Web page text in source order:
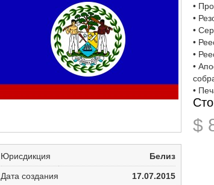
Юрисдикция Белиз
Дата создания 17.07.2015
•
•
•
•
•
•
•
$